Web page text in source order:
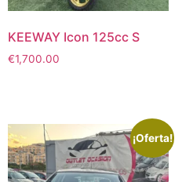
KEEWAY Icon 125cc S
€1,700.00
¡Oferta!